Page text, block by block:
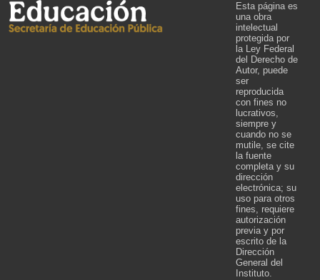
Esta página es
una obra
intelectual
protegida por
la Ley Federal
del Derecho de
Autor, puede
ser
reproducida
con fines no
lucrativos,
siempre y
cuando no se
mutile, se cite
la fuente
completa y su
dirección
electrónica; su
uso para otros
fines, requiere
autorización
previa y por
escrito de la
Dirección
General del
Instituto.